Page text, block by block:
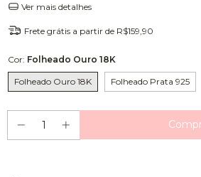
Ver mais detalhes
Frete grátis a partir de R$159,90
Cor: Folheado Ouro 18K
Folheado Ouro 18K Folheado Prata 925